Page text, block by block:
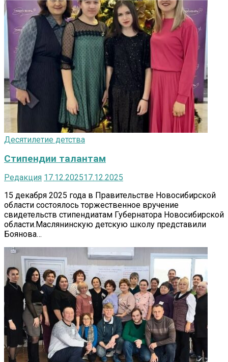
Десятилетие детства
Стипендии талантам
Редакция 17.12.202517.12.2025
15 декабря 2025 года в Правительстве Новосибирской
области состоялось торжественное вручение
свидетельств стипендиатам Губернатора Новосибирской
области.Маслянинскую детскую школу представили
Боянова…